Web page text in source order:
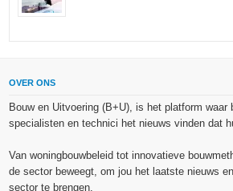
OVER ONS
Bouw en Uitvoering (B+U), is het platform waar
specialisten en technici het nieuws vinden dat
Van woningbouwbeleid tot innovatieve
de sector beweegt, om jou het laatste nieuws
sector te brengen.